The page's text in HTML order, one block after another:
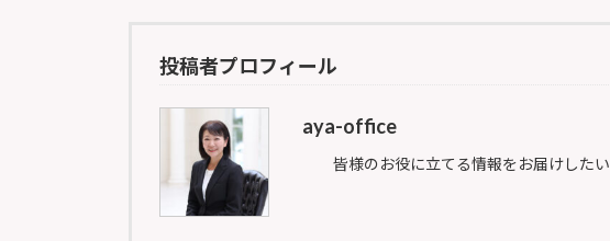
投稿者プロフィール
aya-office
皆様のお役に立てる情報をお届けし